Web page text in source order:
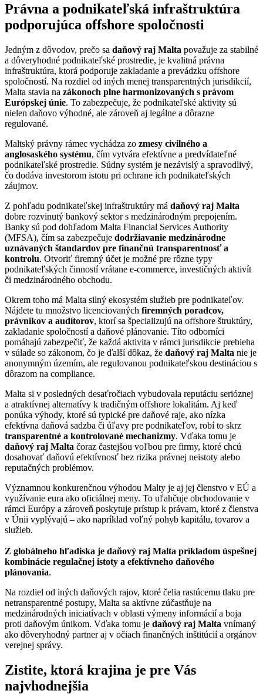
Právna a podnikateľská infraštruktúra
podporujúca offshore spoločnosti
Jedným z dôvodov, prečo sa daňový raj Malta považuje za stabilné
a dôveryhodné podnikateľské prostredie, je kvalitná právna
infraštruktúra, ktorá podporuje zakladanie a prevádzku offshore
spoločností. Na rozdiel od iných menej transparentných jurisdikcií,
Malta stavia na zákonoch plne harmonizovaných s právom
Európskej únie. To zabezpečuje, že podnikateľské aktivity sú
nielen daňovo výhodné, ale zároveň aj legálne a dôrazne
regulované.
Maltský právny rámec vychádza zo zmesy civilného a
anglosaského systému, čím vytvára efektívne a predvídateľné
podnikateľské prostredie. Súdny systém je nezávislý a spravodlivý,
čo dodáva investorom istotu pri ochrane ich podnikateľských
záujmov.
Z pohľadu podnikateľskej infraštruktúry má daňový raj Malta
dobre rozvinutý bankový sektor s medzinárodným prepojením.
Banky sú pod dohľadom Malta Financial Services Authority
(MFSA), čím sa zabezpečuje dodržiavanie medzinárodne
uznávaných štandardov pre finančnú transparentnosť a
kontrolu. Otvoriť firemný účet je možné pre rôzne typy
podnikateľských činností vrátane e-commerce, investičných aktivít
či medzinárodného obchodu.
Okrem toho má Malta silný ekosystém služieb pre podnikateľov.
Nájdete tu množstvo licenciovaných firemných poradcov,
právnikov a audítorov, ktorí sa špecializujú na offshore štruktúry,
zakladanie spoločností a daňové plánovanie. Títo odborníci
pomáhajú zabezpečiť, že každá aktivita v rámci jurisdikcie prebieha
v súlade so zákonom, čo je ďalší dôkaz, že daňový raj Malta nie je
anonymným územím, ale regulovanou podnikateľskou destináciou s
dôrazom na compliance.
Malta si v posledných desaťročiach vybudovala reputáciu serióznej
a atraktívnej alternatívy k tradičným offshore lokalitám. Aj keď
ponúka výhody, ktoré sú typické pre daňové raje, ako nízka
efektívna daňová sadzba či úľavy pre podnikateľov, robí to skrz
transparentné a kontrolované mechanizmy. Vďaka tomu je
daňový raj Malta čoraz častejšou voľbou pre firmy, ktoré chcú
dosahovať daňovú efektívnosť bez rizika právnej neistoty alebo
reputačných problémov.
Významnou konkurenčnou výhodou Malty je aj jej členstvo v EÚ a
využívanie eura ako oficiálnej meny. To uľahčuje obchodovanie v
rámci Európy a zároveň poskytuje prístup k právam, ktoré z členstva
v Únii vyplývajú – ako napríklad voľný pohyb kapitálu, tovarov a
služieb.
Z globálneho hľadiska je daňový raj Malta príkladom úspešnej
kombinácie regulačnej istoty a efektívneho daňového
plánovania.
Na rozdiel od iných daňových rajov, ktoré čelia rastúcemu tlaku pre
netransparentné postupy, Malta sa aktívne zúčastňuje na
medzinárodných iniciatívach v oblasti výmeny informácií a boja
proti daňovým únikom. Vďaka tomu je daňový raj Malta vnímaný
ako dôveryhodný partner aj v očiach finančných inštitúcií a orgánov
verejnej správy.
Zistite, ktorá krajina je pre Vás
najvhodnejšia